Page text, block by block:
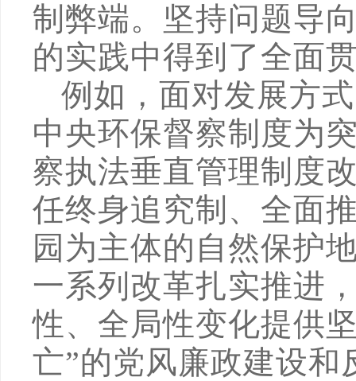
制弊端。坚持问题导
的实践中得到了全面
例如，面对发展方
中央环保督察制度为
察执法垂直管理制度
任终身追究制、全面
园为主体的自然保护
一系列改革扎实推进
性、全局性变化提供
亡”的党风廉政建设